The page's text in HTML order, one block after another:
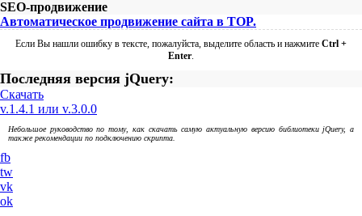
SEO-продвижение
Автоматическое продвижение сайта в TOP.
Если Вы нашли ошибку в тексте, пожалуйста, выделите область и нажмите Ctrl +
Enter.
Последняя версия jQuery:
Скачать
v.1.4.1 или v.3.0.0
Небольшое руководство по тому, как скачать самую актуальную версию библиотеки jQuery, а
также рекомендации по подключению скрипта.
fb
tw
vk
ok